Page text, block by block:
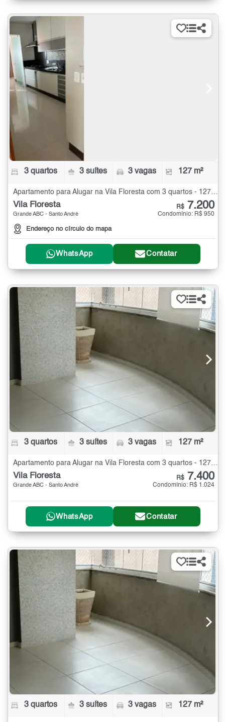
3 quartos 3 suítes 3 vagas 127 m²
Vila Floresta
Grande ABC - Santo André
Endereço no círculo do mapa
R$ 7.200
Condomínio: R$ 950
WhatsApp Contatar
3 quartos 3 suítes 3 vagas 127 m²
Apartamento para Alugar na Vila Floresta com 3 quartos - 127 m²
Vila Floresta
Grande ABC - Santo André
R$ 7.400
Condomínio: R$ 1.024
WhatsApp Contatar
3 quartos 3 suítes 3 vagas 127 m²